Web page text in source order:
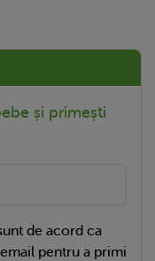
și primești
de acord ca
pentru a primi